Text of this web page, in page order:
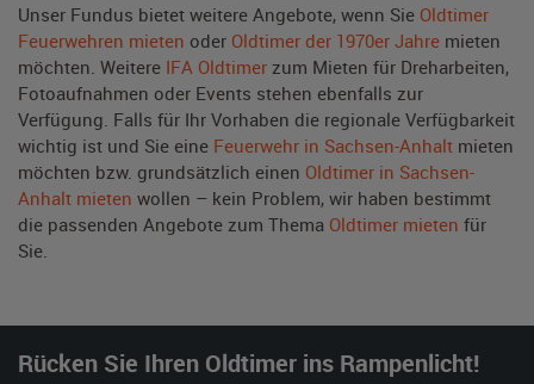
Unser Fundus bietet weitere Angebote, wenn Sie Oldtimer
Feuerwehren mieten oder Oldtimer der 1970er Jahre mieten
möchten. Weitere IFA Oldtimer zum Mieten für Dreharbeiten,
Fotoaufnahmen oder Events stehen ebenfalls zur
Verfügung. Falls für Ihr Vorhaben die regionale Verfügbarkeit
wichtig ist und Sie eine Feuerwehr in Sachsen-Anhalt mieten
möchten bzw. grundsätzlich einen Oldtimer in Sachsen-
Anhalt mieten wollen – kein Problem, wir haben bestimmt
die passenden Angebote zum Thema Oldtimer mieten für
Sie.
Rücken Sie Ihren Oldtimer ins Rampenlicht!